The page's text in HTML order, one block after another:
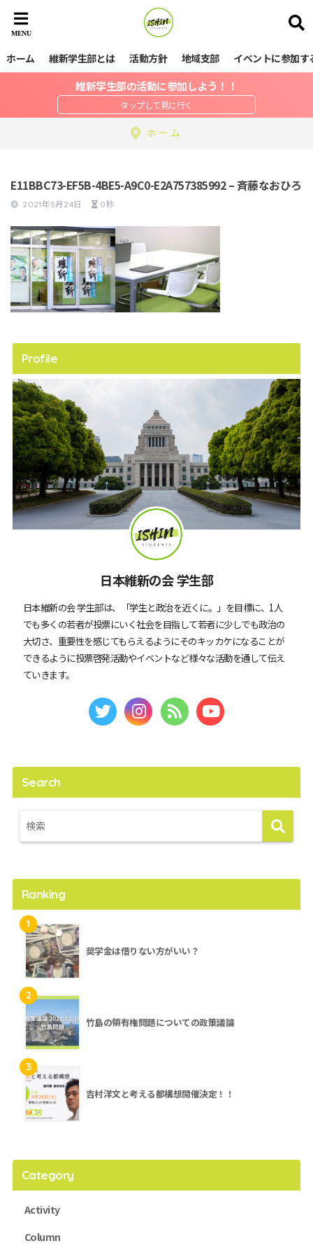
ホーム 維新学生部とは 活動方針 地域支部 イベントに参加す
維新学生部の活動に参加しよう！！
ホーム
E11BBC73-EF5B-4BE5-A9C0-E2A757385992 – 斉藤なおひろ
2021年5月24日 0秒
Profile
日本維新の会 学生部
日本維新の会 学生部は、「学生と政治を近くに。」を目標に、1人
でも多くの若者が投票にいく社会を目指して若者に少しでも政治の
大切さ、重要性を感じてもらえるようにそのキッカケになることが
できるように投票啓発活動やイベントなど様々な活動を通して伝え
ていきます。
Search
Ranking
1
奨学金は借りない方がいい？
2
竹島の領有権問題についての政策議論
3
吉村洋文と考える都構想開催決定！！
Category
Activity
Column